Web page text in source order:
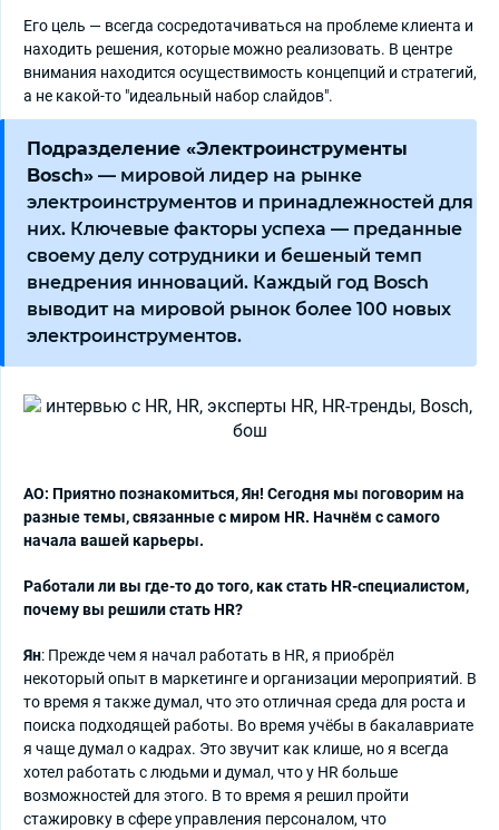
Его цель — всегда сосредотачиваться на проблеме клиента и
находить решения, которые можно реализовать. В центре
внимания находится осуществимость концепций и стратегий,
а не какой-то "идеальный набор слайдов".
Подразделение «Электроинструменты
Bosch» — мировой лидер на рынке
электроинструментов и принадлежностей для
них. Ключевые факторы успеха — преданные
своему делу сотрудники и бешеный темп
внедрения инноваций. Каждый год Bosch
выводит на мировой рынок более 100 новых
электроинструментов.
АО: Приятно познакомиться, Ян! Сегодня мы поговорим на
разные темы, связанные с миром HR. Начнём с самого
начала вашей карьеры.
Работали ли вы где-то до того, как стать HR-специалистом,
почему вы решили стать HR?
Ян: Прежде чем я начал работать в HR, я приобрёл
некоторый опыт в маркетинге и организации мероприятий. В
то время я также думал, что это отличная среда для роста и
поиска подходящей работы. Во время учёбы в бакалавриате
я чаще думал о кадрах. Это звучит как клише, но я всегда
хотел работать с людьми и думал, что у HR больше
возможностей для этого. В то время я решил пройти
стажировку в сфере управления персоналом, что